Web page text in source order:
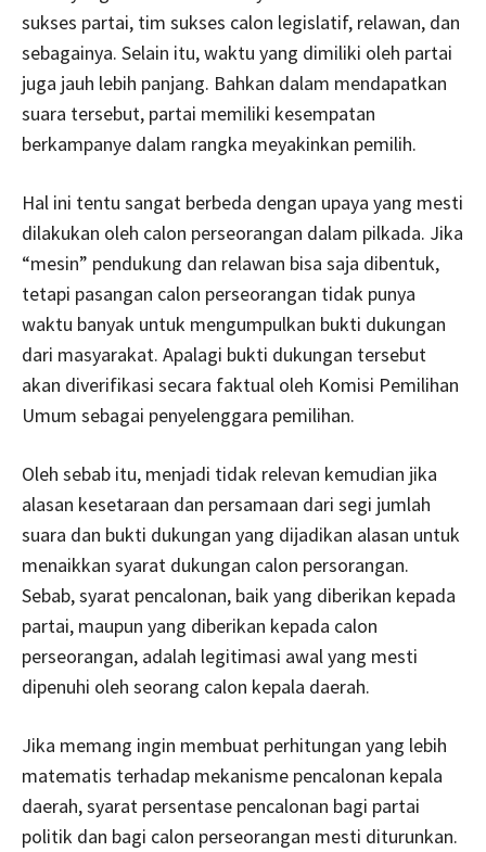
sukses partai, tim sukses calon legislatif, relawan, dan
sebagainya. Selain itu, waktu yang dimiliki oleh partai
juga jauh lebih panjang. Bahkan dalam mendapatkan
suara tersebut, partai memiliki kesempatan
berkampanye dalam rangka meyakinkan pemilih.
Hal ini tentu sangat berbeda dengan upaya yang mesti
dilakukan oleh calon perseorangan dalam pilkada. Jika
“mesin” pendukung dan relawan bisa saja dibentuk,
tetapi pasangan calon perseorangan tidak punya
waktu banyak untuk mengumpulkan bukti dukungan
dari masyarakat. Apalagi bukti dukungan tersebut
akan diverifikasi secara faktual oleh Komisi Pemilihan
Umum sebagai penyelenggara pemilihan.
Oleh sebab itu, menjadi tidak relevan kemudian jika
alasan kesetaraan dan persamaan dari segi jumlah
suara dan bukti dukungan yang dijadikan alasan untuk
menaikkan syarat dukungan calon persorangan.
Sebab, syarat pencalonan, baik yang diberikan kepada
partai, maupun yang diberikan kepada calon
perseorangan, adalah legitimasi awal yang mesti
dipenuhi oleh seorang calon kepala daerah.
Jika memang ingin membuat perhitungan yang lebih
matematis terhadap mekanisme pencalonan kepala
daerah, syarat persentase pencalonan bagi partai
politik dan bagi calon perseorangan mesti diturunkan.